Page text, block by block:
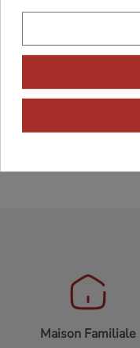
Prix Public : 26,90
Prix Spécial :
Quelles que
Équivalent 100%
Maison Familiale